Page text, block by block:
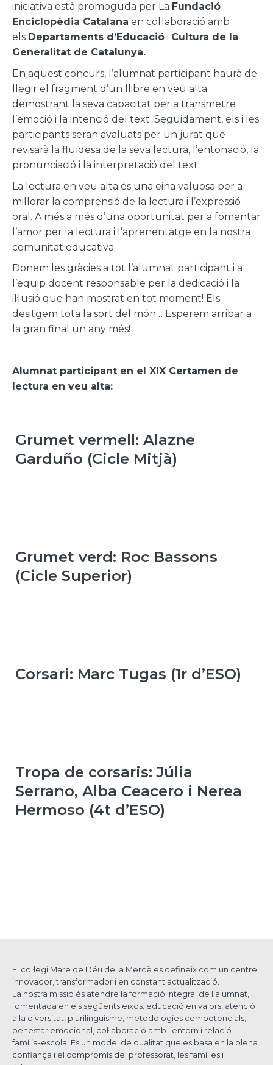
iniciativa està promoguda per La Fundació
Enciclopèdia Catalana en col·laboració amb
els Departaments d’Educació i Cultura de la
Generalitat de Catalunya.
En aquest concurs, l’alumnat participant haurà de
llegir el fragment d’un llibre en veu alta
demostrant la seva capacitat per a transmetre
l’emoció i la intenció del text. Seguidament, els i les
participants seran avaluats per un jurat que
revisarà la fluïdesa de la seva lectura, l’entonació, la
pronunciació i la interpretació del text.
La lectura en veu alta és una eina valuosa per a
millorar la comprensió de la lectura i l’expressió
oral. A més a més d’una oportunitat per a fomentar
l’amor per la lectura i l’aprenentatge en la nostra
comunitat educativa.
Donem les gràcies a tot l’alumnat participant i a
l’equip docent responsable per la dedicació i la
il·lusió que han mostrat en tot moment! Els
desitgem tota la sort del món… Esperem arribar a
la gran final un any més!
Alumnat participant en el XIX Certamen de
lectura en veu alta:
Grumet vermell: Alazne
Garduño (Cicle Mitjà)
Grumet verd: Roc Bassons
(Cicle Superior)
Corsari: Marc Tugas (1r d’ESO)
Tropa de corsaris: Júlia
Serrano, Alba Ceacero i Nerea
Hermoso (4t d’ESO)
El col·legi Mare de Déu de la Mercè es defineix com un centre
innovador, transformador i en constant actualització.
La nostra missió és atendre la formació integral de l’alumnat,
fomentada en els següents eixos: educació en valors, atenció
a la diversitat, plurilingüisme, metodologies competencials,
benestar emocional, col·laboració amb l’entorn i relació
família-escola. És un model de qualitat que es basa en la plena
confiança i el compromís del professorat, les famílies i